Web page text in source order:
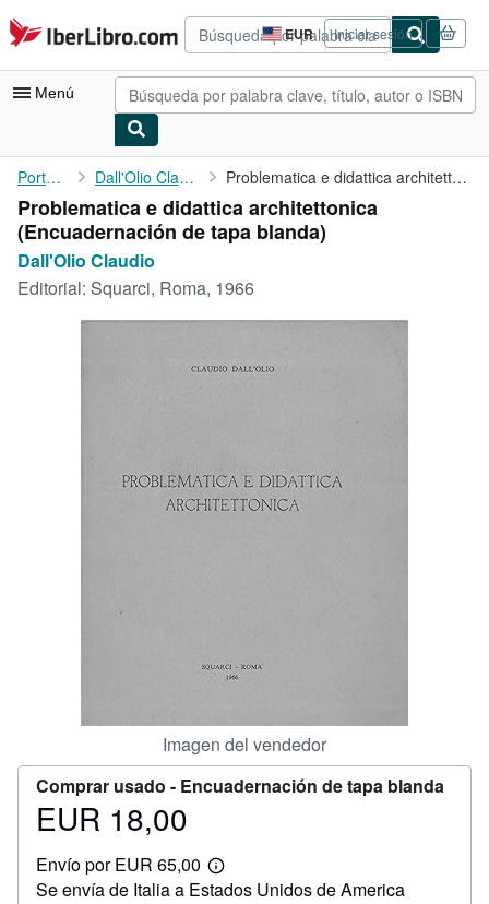
Pasar al contenido principal
IberLibro.com EUR
Preferencias
de
compra
del
Iniciar sesión
Menú
Mi cuenta
Consultar mis pedidos
Búsqueda avanzada
Colecciones
Libros antiguos
CERRAR
Portada Dall'Olio Claudio Problematica e didattica architettonica
Problematica e didattica architettonica
(Encuadernación de tapa blanda)
Dall'Olio Claudio
Editorial: Squarci, Roma, 1966
Imagen del vendedor
Comprar usado - Encuadernación de tapa blanda
Precio
18,00
EUR 18,00
Envío por EUR 65,00
Más
información
Se envía de Italia a Estados Unidos de America